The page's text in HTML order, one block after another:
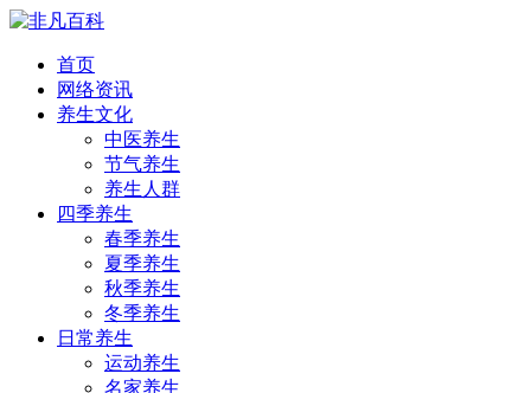
首页
网络资讯
养生文化
中医养生
节气养生
养生人群
四季养生
春季养生
夏季养生
秋季养生
冬季养生
日常养生
运动养生
名家养生